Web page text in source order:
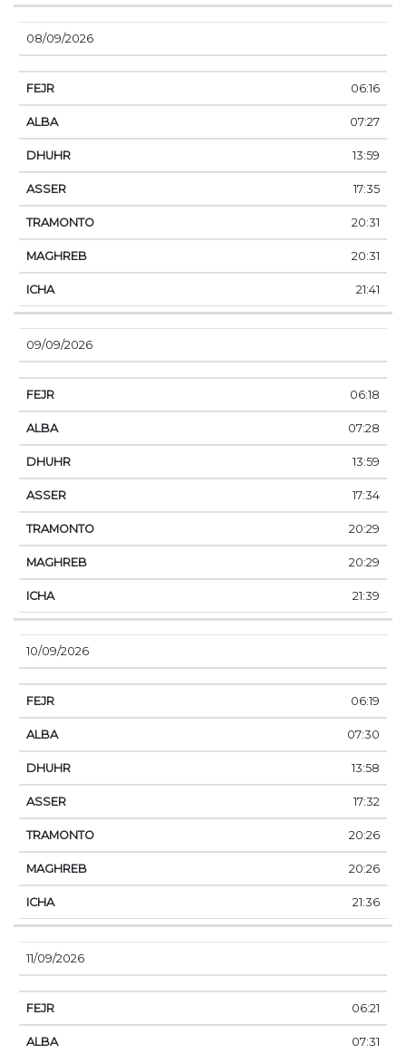
08/09/2026
06:16
07:27
13:59
17:35
20:31
20:31
21:41
09/09/2026
06:18
07:28
13:59
17:34
20:29
20:29
21:39
10/09/2026
06:19
07:30
13:58
17:32
20:26
20:26
21:36
11/09/2026
06:21
07:31